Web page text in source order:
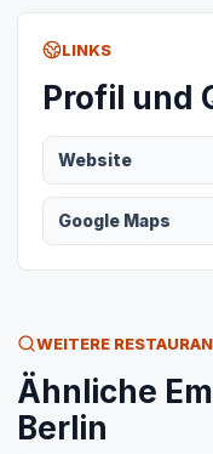
LINKS
Profil und
Website
Google Maps
WEITERE
Ähnliche
Berlin